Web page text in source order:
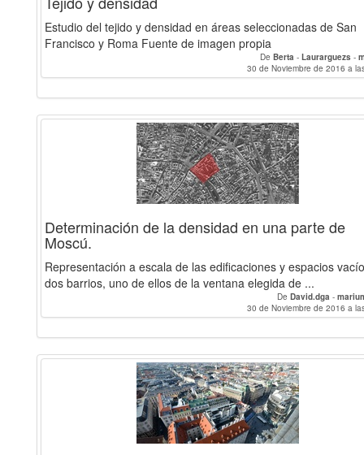
Estudio del tejido y densidad en áreas seleccionadas de San
Francisco y Roma Fuente de imagen propia
De Berta - Laurarguezs -
30 de Noviembre de 2016 a
Determinación de la densidad en una parte de
Moscú.
Representación a escala de las edificaciones y espacios
dos barrios, uno de ellos de la ventana elegida de ...
De David.dga -
30 de Noviembre de 2016 a